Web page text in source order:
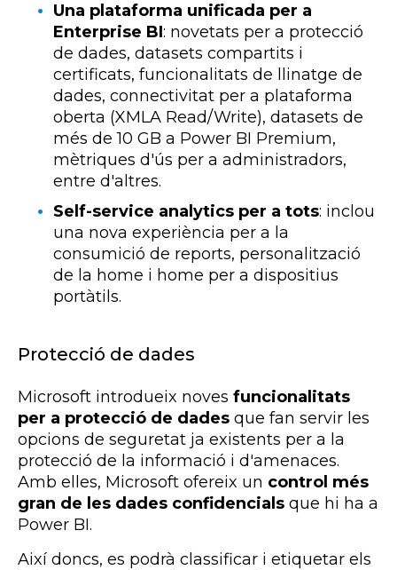
Una plataforma unificada per a
Enterprise BI: novetats per a protecció
de dades, datasets compartits i
certificats, funcionalitats de llinatge de
dades, connectivitat per a plataforma
oberta (XMLA Read/Write), datasets de
més de 10 GB a Power BI Premium,
mètriques d'ús per a administradors,
entre d'altres.
Self-service analytics per a tots: inclou
una nova experiència per a la
consumició de reports, personalització
de la home i home per a dispositius
portàtils.
Protecció de dades
Microsoft introdueix noves funcionalitats
per a protecció de dades que fan servir les
opcions de seguretat ja existents per a la
protecció de la informació i d'amenaces.
Amb elles, Microsoft ofereix un control més
gran de les dades confidencials que hi ha a
Power BI.
Així doncs, es podrà classificar i etiquetar els